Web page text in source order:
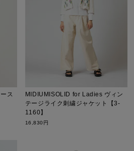
ス
MIDIUMISOLID for Ladies ヴィン
テージライク刺繍ジャケット【3-
1160】
16,830円